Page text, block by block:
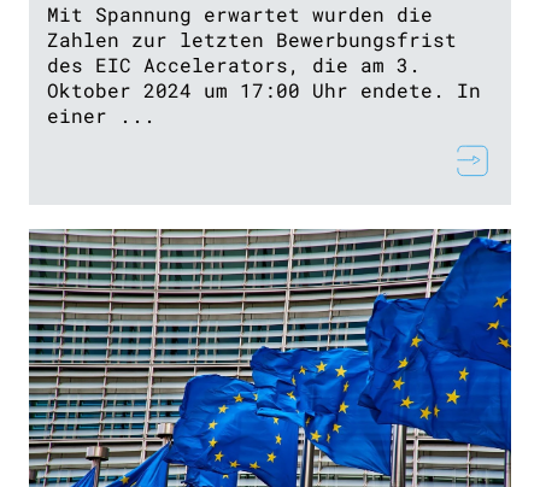
Mit Spannung erwartet wurden die
Zahlen zur letzten Bewerbungsfrist
des EIC Accelerators, die am 3.
Oktober 2024 um 17:00 Uhr endete. In
einer ...